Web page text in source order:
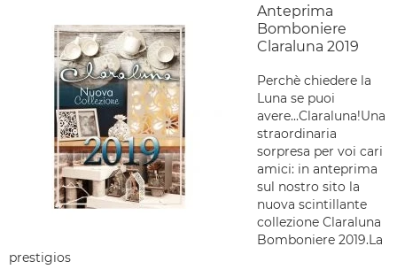
Anteprima
Bomboniere
Claraluna 2019
Perchè chiedere la
Luna se puoi
avere...Claraluna!Una
straordinaria
sorpresa per voi cari
amici: in anteprima
sul nostro sito la
nuova scintillante
collezione Claraluna
Bomboniere 2019.La
prestigios